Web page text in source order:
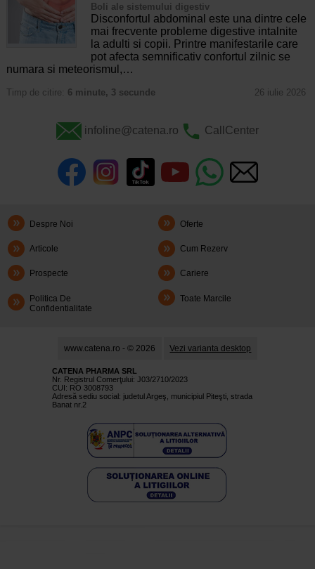
Boli ale sistemului digestiv
Disconfortul abdominal este una dintre cele
mai frecvente probleme digestive intalnite
la adulti si copii. Printre manifestarile care
pot afecta semnificativ confortul zilnic se
numara si meteorismul,…
Timp de citire: 6 minute, 3 secunde 26 iulie 2026
infoline@catena.ro CallCenter
Despre Noi Oferte
Articole Cum Rezerv
Prospecte Cariere
Politica De
Confidentialitate
Toate Marcile
www.catena.ro - © 2026 Vezi varianta desktop
CATENA PHARMA SRL
Nr. Registrul Comerţului: J03/2710/2023
CUI: RO 3008793
Adresă sediu social: judetul Argeş, municipiul Piteşti, strada
Banat nr.2